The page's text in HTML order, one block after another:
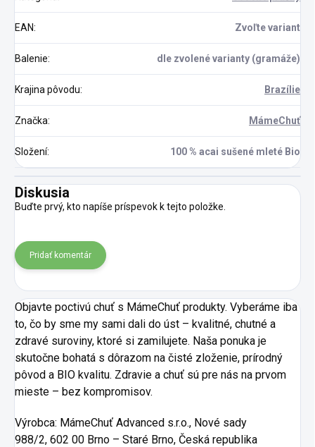
EAN: Zvoľte variant
Balenie: dle zvolené varianty (gramáže)
Krajina pôvodu: Brazílie
Značka: MámeChuť
Složení: 100 % acai sušené mleté Bio
Diskusia
Buďte prvý, kto napíše príspevok k tejto položke.
Pridať komentár
Objavte poctivú chuť s MámeChuť produkty. Vyberáme iba
to, čo by sme my sami dali do úst – kvalitné, chutné a
zdravé suroviny, ktoré si zamilujete. Naša ponuka je
skutočne bohatá s dôrazom na čisté zloženie, prírodný
pôvod a BIO kvalitu. Zdravie a chuť sú pre nás na prvom
mieste – bez kompromisov.
Výrobca: MámeChuť Advanced s.r.o., Nové sady
988/2, 602 00 Brno – Staré Brno, Česká republika